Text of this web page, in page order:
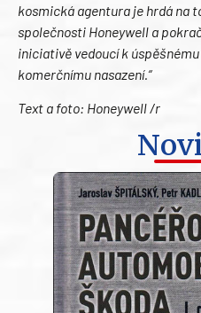
kosmická agentura je hrdá na
společnosti Honeywell a
iniciativě vedoucí k
komerčnímu nasazení.“
Text a foto: Honeywell /r